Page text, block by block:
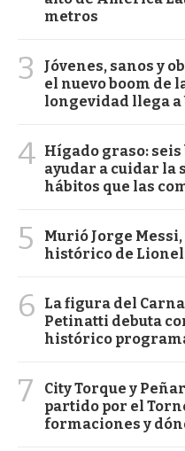
metros
3
Jóvenes, sanos y
el nuevo boom de
longevidad llega a
4 Hígado graso: seis
ayudar a cuidar la
hábitos que las
5
Murió Jorge
histórico de Lionel
6
La figura del
Petinatti debuta
histórico
7
City Torque y
partido por el
formaciones y